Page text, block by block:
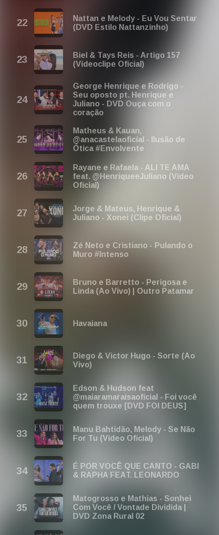
Nattan e Melody - Eu Vou Sentar
(DVD Estilo Nattanzinho)
Biel & Tays Reis - Artigo 157
(Videoclipe Oficial)
George Henrique e Rodrigo -
Seu oposto pt. Henrique e
Juliano - DVD Ouça com o
coração
Matheus & Kauan,
@anacastelaoficial - Ilusão de
Ótica #Envolvente
Rayane e Rafaela - ALI TE AMA
feat. @HenriqueeJuliano (Vídeo
Oficial)
Jorge & Mateus, Henrique &
Juliano - Xonei (Clipe Oficial)
Zé Neto e Cristiano - Pulando o
Muro #Intenso
Bruno e Barretto - Perigosa e
Linda (Ao Vivo) | Outro Patamar
Havaiana
Diego & Victor Hugo - Sorte (Ao
Vivo)
Edson & Hudson feat
@maiaramaraisaoficial - Foi você
quem trouxe [DVD FOI DEUS]
Manu Bahtidão, Melody - Se Não
For Tu (Vídeo Oficial)
É POR VOCÊ QUE CANTO - GABI
& RAPHA FEAT. LEONARDO
Matogrosso e Mathias - Sonhei
Com Você / Vontade Dividida |
DVD Zona Rural 02